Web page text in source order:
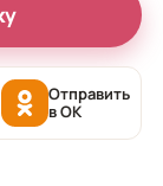
Отправить
в OK